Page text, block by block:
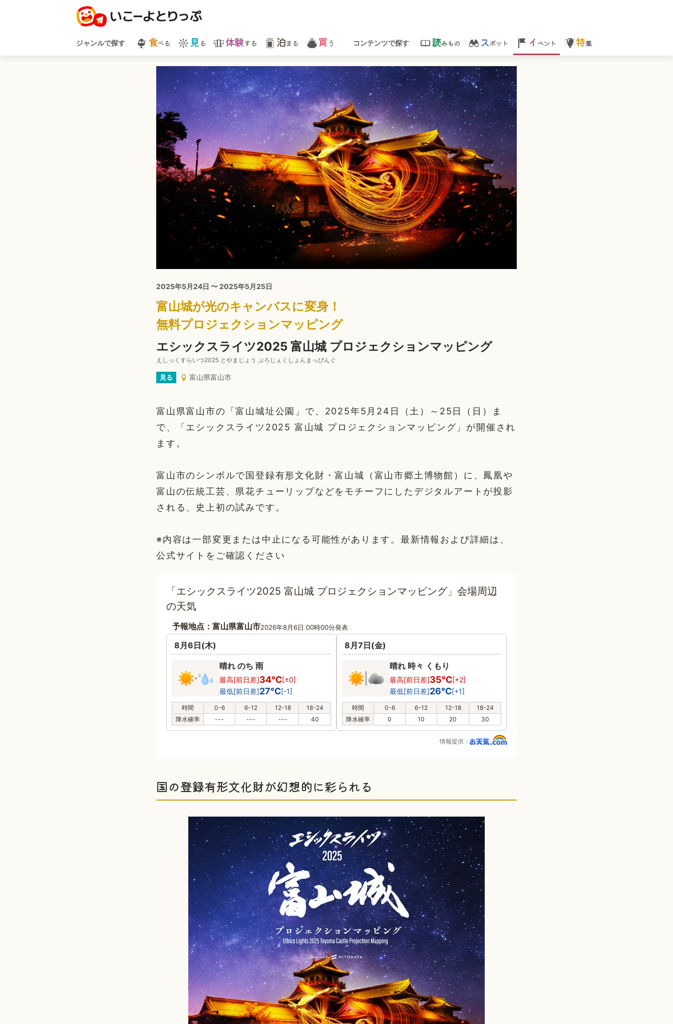
ジャンルで探す 食べる 見 る 体験する 泊まる 買 う コンテンツで探す 読みもの スポット イ ベント 特集
2025年5月24日 〜 2025年5月25日
富山城が光のキャンバスに変身！
無料プロジェクションマッピング
エシックスライツ2025 富山城 プロジェクションマッピング
えしっくすらいつ2025 とやまじょう ぷろじぇくしょんまっぴんぐ
見る 富山県富山市
富山県富山市の「富山城址公園」で、2025年5月24日（土）～25日（日）ま
で、「エシックスライツ2025 富山城 プロジェクションマッピング」が開催され
ます。
富山市のシンボルで国登録有形文化財・富山城（富山市郷土博物館）に、鳳凰や
富山の伝統工芸、県花チューリップなどをモチーフにしたデジタルアートが投影
される、史上初の試みです。
※内容は一部変更または中止になる可能性があります。最新情報および詳細は、
公式サイトをご確認ください
「エシックスライツ2025 富山城 プロジェクションマッピング」会場周辺
の天気
予報地点：富山県富山市2026年8月6日 00時00分発表
8月6日(木)
晴れ のち 雨
最高[前日差]34℃[±0]
最低[前日差]27℃[-1]
時間 0-6 6-12 12-18
18-24
降水確率
--- --- --- 40
8月7日(金)
晴れ 時々 くもり
最高[前日差]35℃[+2]
最低[前日差]26℃[+1]
時間 0-6 6-12 12-18
18-24
降水確率
0 10 20 30
情報提供：
国の登録有形文化財が幻想的に彩られる